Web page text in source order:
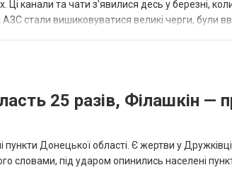
канали та чати з’явилися десь у березні,
стали вишиковуватися великі черги, були
25 разів, Філашкін —
пункти Донецької області. Є жертви у
словами, під ударом опинились населені